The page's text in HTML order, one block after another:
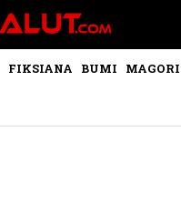
FIKSIANA BUMI MAGORI